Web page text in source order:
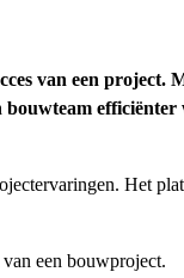
van een project.
Het
een bouwproject.